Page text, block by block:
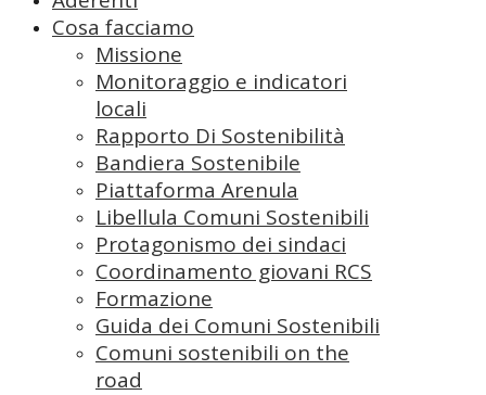
Cosa facciamo
Missione
Monitoraggio e indicatori
locali
Rapporto Di Sostenibilità
Bandiera Sostenibile
Piattaforma Arenula
Libellula Comuni Sostenibili
Protagonismo dei sindaci
Coordinamento giovani RCS
Formazione
Guida dei Comuni Sostenibili
Comuni sostenibili on the
road